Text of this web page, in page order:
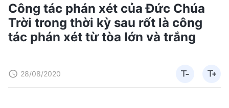
Công tác phán xét của Đức Chúa
Trời trong thời kỳ sau rốt là công
tác phán xét từ tòa lớn và trắng
28/08/2020